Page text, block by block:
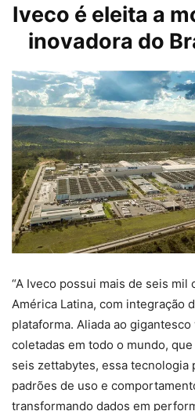
Iveco é eleita a
inovadora do
“A Iveco possui mais de seis mil
América Latina, com integração
plataforma. Aliada ao
coletadas em todo o mundo,
seis zettabytes, essa
padrões de uso e
transformando dados em